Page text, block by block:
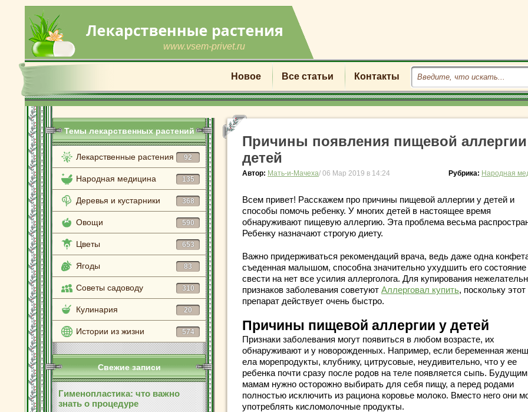
www.vsem-privet.ru
Новое Все статьи Контакты
Темы лекарственных растений
Лекарственные растения 92
Народная медицина 135
Деревья и кустарники 368
Овощи 590
Цветы 653
Ягоды 83
Советы садоводу 310
Кулинария 20
Истории из жизни 574
Свежие записи
Гименопластика: что важно
знать о процедуре
Причины появления пищевой
детей
Автор: Мать-и-Мачеха/ 06 Мар 2019 в 14:24 Рубрика: Народная
Всем привет! Расскажем про причины пищевой аллергии у детей и
способы помочь ребенку. У многих детей в настоящее время
обнаруживают пищевую аллергию. Эта проблема весьма
Ребенку назначают строгую диету.
Важно придерживаться рекомендаций врача, ведь даже одна
съеденная малышом, способна значительно ухудшить его состояние
свести на нет все усилия аллерголога. Для купирования
признаков заболевания советуют Аллерговал купить, поскольку этот
препарат действует очень быстро.
Причины пищевой аллергии у детей
Признаки заболевания могут появиться в любом возрасте, их
обнаруживают и у новорожденных. Например, если беременная
ела морепродукты, клубнику, цитрусовые, неудивительно, что у ее
ребенка почти сразу после родов на теле появляется сыпь. Будущим
мамам нужно осторожно выбирать для себя пищу, а перед родами
полностью исключить из рациона коровье молоко. Вместо него они
употреблять кисломолочные продукты.